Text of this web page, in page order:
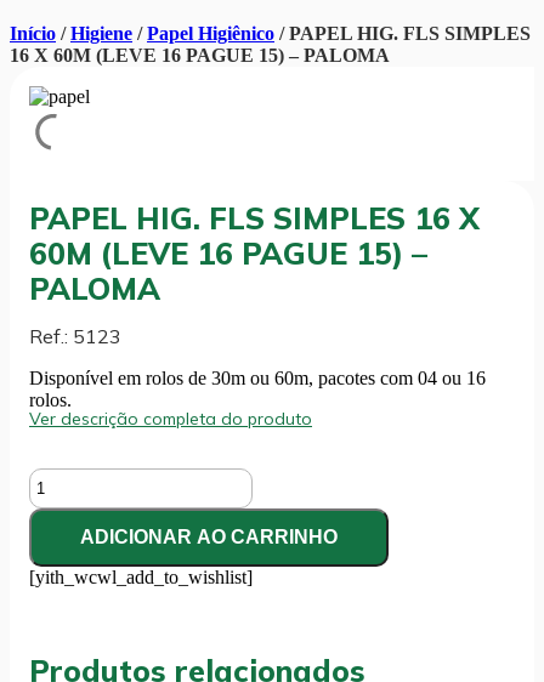
Início /Higiene /Papel Higiênico / PAPEL HIG. FLS SIMPLES
16 X 60M (LEVE 16 PAGUE 15) – PALOMA
PAPEL HIG. FLS SIMPLES 16 X
60M (LEVE 16 PAGUE 15) –
PALOMA
Ref.: 5123
Disponível em rolos de 30m ou 60m, pacotes com 04 ou 16
rolos.
Ver descrição completa do produto
PAPEL
HIG.
FLS
SIMPLES
16
X
PAGUE
ADICIONAR AO CARRINHO
[yith_wcwl_add_to_wishlist]
Produtos relacionados